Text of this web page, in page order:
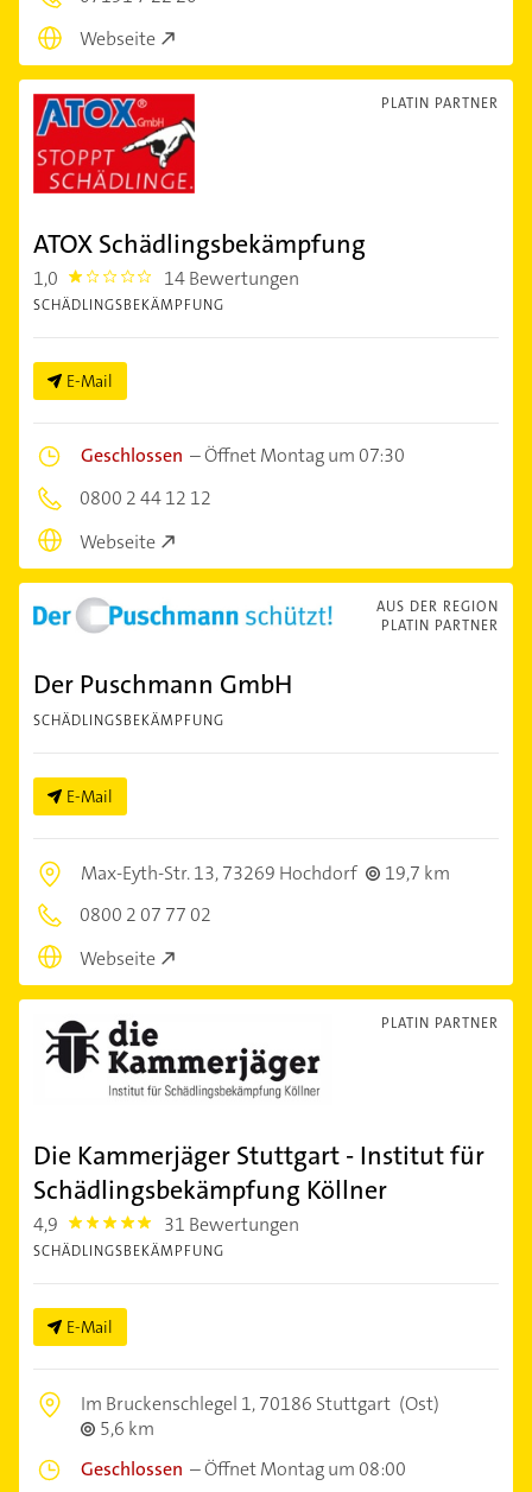
Webseite
PLATIN PARTNER
ATOX Schädlingsbekämpfung
1,0 1.0 14 Bewertungen
SCHÄDLINGSBEKÄMPFUNG
E-Mail
Geschlossen –Öffnet Montag um 07:30
0800 2 44 12 12
Webseite
AUS DER REGION
PLATIN PARTNER
Der Puschmann GmbH
SCHÄDLINGSBEKÄMPFUNG
E-Mail
Max-Eyth-Str. 13,73269 Hochdorf
19,7 km
0800 2 07 77 02
Webseite
PLATIN PARTNER
Die Kammerjäger Stuttgart - Institut für
Schädlingsbekämpfung Köllner
4,9 4.9 31 Bewertungen
SCHÄDLINGSBEKÄMPFUNG
E-Mail
Im Bruckenschlegel 1,70186 Stuttgart (Ost)
5,6 km
Geschlossen –Öffnet Montag um 08:00